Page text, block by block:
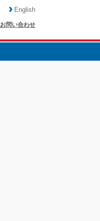
お問い合わせ
English